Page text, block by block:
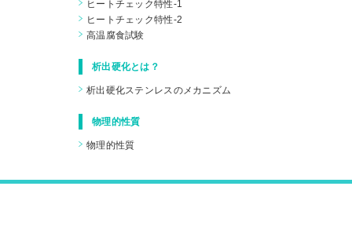
ヒートチェック特性-1
ヒートチェック特性-2
高温腐食試験
析出硬化とは？
析出硬化ステンレスのメカニズム
物理的性質
物理的性質